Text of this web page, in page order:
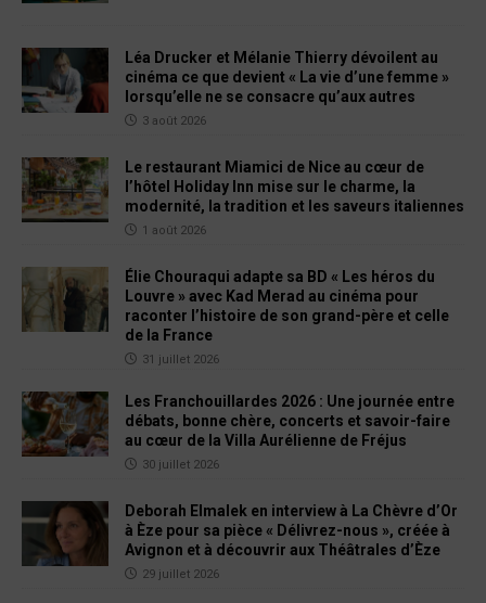
Léa Drucker et Mélanie Thierry dévoilent au
cinéma ce que devient « La vie d’une femme »
lorsqu’elle ne se consacre qu’aux autres
3 août 2026
Le restaurant Miamici de Nice au cœur de
l’hôtel Holiday Inn mise sur le charme, la
modernité, la tradition et les saveurs italiennes
1 août 2026
Élie Chouraqui adapte sa BD « Les héros du
Louvre » avec Kad Merad au cinéma pour
raconter l’histoire de son grand-père et celle
de la France
31 juillet 2026
Les Franchouillardes 2026 : Une journée entre
débats, bonne chère, concerts et savoir-faire
au cœur de la Villa Aurélienne de Fréjus
30 juillet 2026
Deborah Elmalek en interview à La Chèvre d’Or
à Èze pour sa pièce « Délivrez-nous », créée à
Avignon et à découvrir aux Théâtrales d’Èze
29 juillet 2026